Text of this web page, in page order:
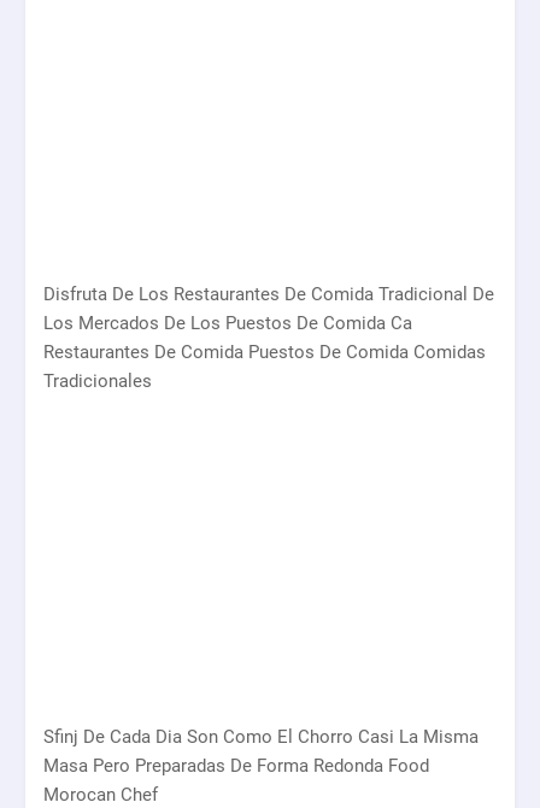
Disfruta De Los Restaurantes De Comida Tradicional De
Los Mercados De Los Puestos De Comida Ca
Restaurantes De Comida Puestos De Comida Comidas
Tradicionales
Sfinj De Cada Dia Son Como El Chorro Casi La Misma
Masa Pero Preparadas De Forma Redonda Food
Morocan Chef